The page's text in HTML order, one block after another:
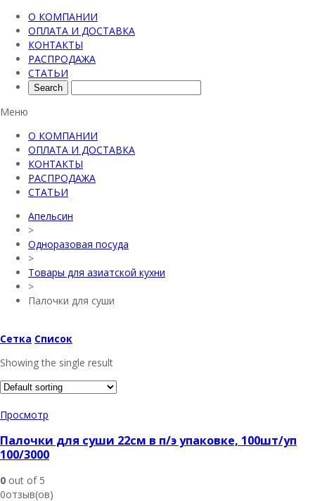
О КОМПАНИИ
ОПЛАТА И ДОСТАВКА
КОНТАКТЫ
РАСПРОДАЖА
СТАТЬИ
Меню
О КОМПАНИИ
ОПЛАТА И ДОСТАВКА
КОНТАКТЫ
РАСПРОДАЖА
СТАТЬИ
Апельсин
>
Одноразовая посуда
>
Товары для азиатской кухни
>
Палочки для суши
Сетка Список
Showing the single result
Просмотр
Палочки для суши 22см в п/э упаковке, 100шт/уп
100/3000
0 out of 5
0отзыв(ов)